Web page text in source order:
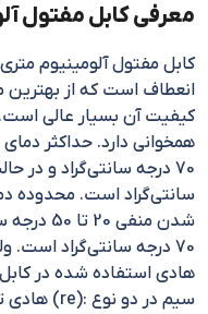
معرفی کابل مفتول
انعطاف است که از بهترین
کیفیت آن بسیار عالی است.
همخوانی دارد. حداکثر
سانتی‌گراد است. محدوده